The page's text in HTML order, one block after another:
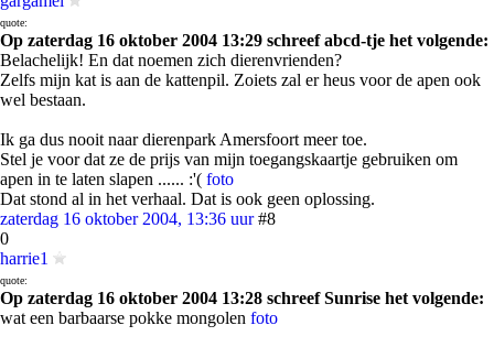
quote:
Op zaterdag 16 oktober 2004 13:29 schreef abcd-tje het volgende:
Belachelijk! En dat noemen zich dierenvrienden?
Zelfs mijn kat is aan de kattenpil. Zoiets zal er heus voor de apen ook
wel bestaan.
Ik ga dus nooit naar dierenpark Amersfoort meer toe.
Stel je voor dat ze de prijs van mijn toegangskaartje gebruiken om
apen in te laten slapen ...... :'( foto
Dat stond al in het verhaal. Dat is ook geen oplossing.
zaterdag 16 oktober 2004, 13:36 uur #8
0
harrie1
quote:
Op zaterdag 16 oktober 2004 13:28 schreef Sunrise het volgende:
wat een barbaarse pokke mongolen foto